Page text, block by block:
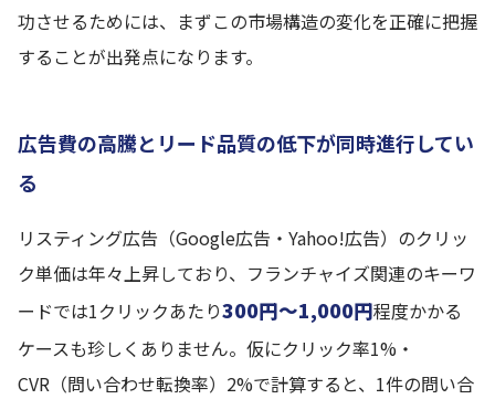
功させるためには、まずこの市場構造の変化を正確に把握
することが出発点になります。
広告費の高騰とリード品質の低下が同時進行してい
る
リスティング広告（Google広告・Yahoo!広告）のクリッ
ク単価は年々上昇しており、フランチャイズ関連のキーワ
ードでは1クリックあたり300円〜1,000円程度かかる
ケースも珍しくありません。仮にクリック率1%・
CVR（問い合わせ転換率）2%で計算すると、1件の問い合